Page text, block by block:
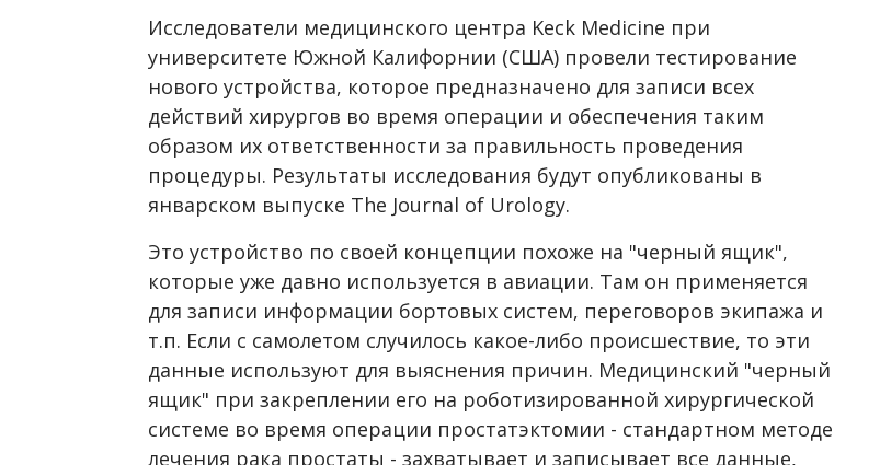
Исследователи медицинского центра Keck Medicine при
университете Южной Калифорнии (США) провели тестирование
нового устройства, которое предназначено для записи всех
действий хирургов во время операции и обеспечения таким
образом их ответственности за правильность проведения
процедуры. Результаты исследования будут опубликованы в
январском выпуске The Journal of Urology.
Это устройство по своей концепции похоже на "черный ящик",
которые уже давно используется в авиации. Там он применяется
для записи информации бортовых систем, переговоров экипажа и
т.п. Если с самолетом случилось какое-либо происшествие, то эти
данные используют для выяснения причин. Медицинский "черный
ящик" при закреплении его на роботизированной хирургической
системе во время операции простатэктомии - стандартном методе
лечения рака простаты - захватывает и записывает все данные,